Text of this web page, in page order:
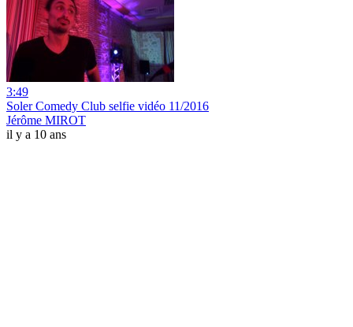
3:49
Soler Comedy Club selfie vidéo 11/2016
Jérôme MIROT
il y a 10 ans